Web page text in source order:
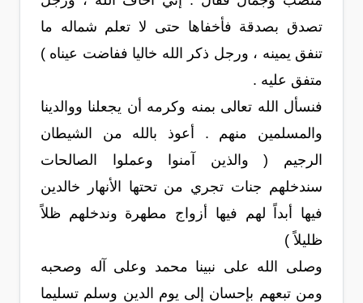
تصدق بصدقة فأخفاها حتى لا تعلم شماله ما
تنفق يمينه ، ورجل ذكر الله خاليا ففاضت عيناه )
متفق عليه .
فنسأل الله تعالى بمنه وكرمه أن يجعلنا ووالدينا
والمسلمين منهم . أعوذ بالله من الشيطان
الرجيم ( والذين آمنوا وعملوا الصالحات
سندخلهم جنات تجري من تحتها الأنهار خالدين
فيها أبداً لهم فيها أزواج مطهرة وندخلهم ظلاً
ظليلاً )
وصلى الله على نبينا محمد وعلى آله وصحبه
ومن تبعهم بإحسان إلى يوم الدين وسلم تسليما